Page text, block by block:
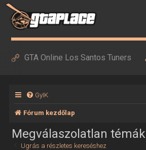
GTA Online Los Santos Tuners
GyIK
Fórum kezdőlap
Megválaszolatlan témák
Ugrás a részletes kereséshez